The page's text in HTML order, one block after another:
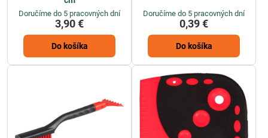
Doručíme do 5 pracovných dní
3,90 €
Do košíka
Doručíme do 5 pracovných dní
0,39 €
Do košíka